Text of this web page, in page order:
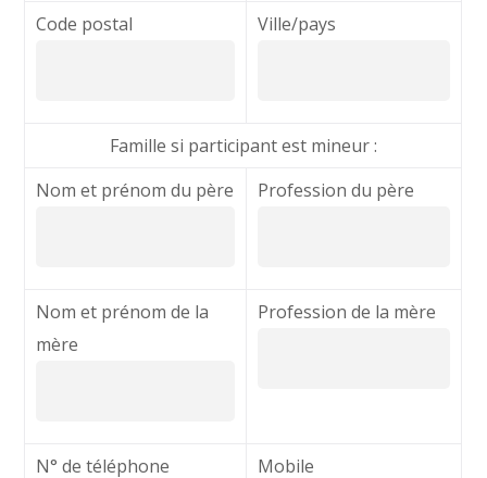
Code postal Ville/pays
Famille si participant est mineur :
Nom et prénom du père
Profession du père
Nom et prénom de la
mère
Profession de la mère
N° de téléphone Mobile